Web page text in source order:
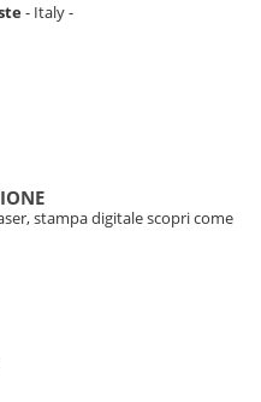
- Italy -
stampa digitale scopri come